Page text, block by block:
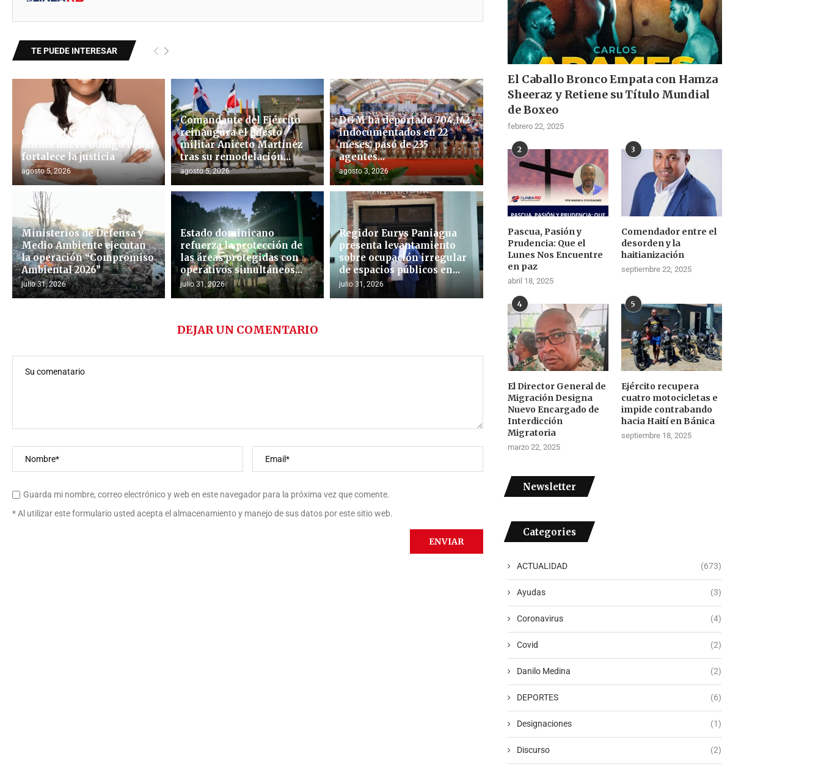
TE PUEDE INTERESAR
Carmen Lidia Williams
afirma nuevo Código Penal
fortalece la justicia
agosto 5, 2026
Comandante del Ejército
reinaugura el puesto
militar Aniceto Martínez
tras su remodelación...
agosto 5, 2026
DGM ha deportado 704,142
indocumentados en 22
meses, pasó de 235
agentes...
agosto 3, 2026
Ministerios de Defensa y
Medio Ambiente ejecutan
la operación “Compromiso
Ambiental 2026”
julio 31, 2026
Estado dominicano
refuerza la protección de
las áreas protegidas con
operativos simultáneos...
julio 31, 2026
Regidor Eurys Paniagua
presenta levantamiento
sobre ocupación irregular
de espacios públicos en...
julio 31, 2026
DEJAR UN COMENTARIO
Guarda mi nombre, correo electrónico y web en este navegador para la próxima vez que comente.
* Al utilizar este formulario usted acepta el almacenamiento y manejo de sus datos por este sitio web.
El Caballo Bronco Empata con Hamza
Sheeraz y Retiene su Título Mundial
de Boxeo
febrero 22, 2025
2
Pascua, Pasión y
Prudencia: Que el
Lunes Nos Encuentre
en paz
abril 18, 2025
3
Comendador entre el
desorden y la
haitianización
septiembre 22, 2025
4
El Director General de
Migración Designa
Nuevo Encargado de
Interdicción
Migratoria
marzo 22, 2025
5
Ejército recupera
cuatro motocicletas e
impide contrabando
hacia Haití en Bánica
septiembre 18, 2025
Newsletter
Categories
ACTUALIDAD (673)
Ayudas (3)
Coronavirus (4)
Covid (2)
Danilo Medina (2)
DEPORTES (6)
Designaciones (1)
Discurso (2)